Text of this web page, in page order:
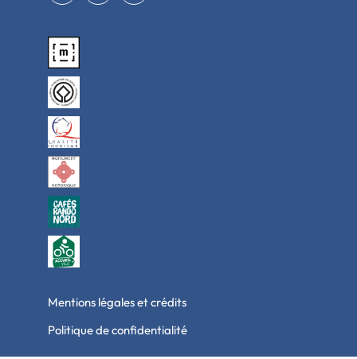
Mentions légales et crédits
Politique de confidentialité